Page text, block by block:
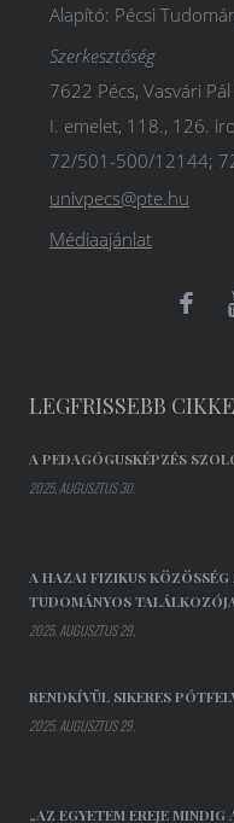
Alapító: Pécsi
Szerkesztőség
7622 Pécs, Vasvári
I. emelet, 118., 126.
72/501-500/12144;
univpecs@pte.hu
Médiaajánlat
LEGFRISSEBB
A PEDAGÓGUSKÉPZÉS
2025. AUGUSZTUS 30.
A HAZAI FIZIKUS KÖZÖSSÉG
TUDOMÁNYOS
2025. AUGUSZTUS 29.
RENDKÍVÜL SIKERES
2025. AUGUSZTUS 29.
„AZ EGYETEM EREJE MINDIG